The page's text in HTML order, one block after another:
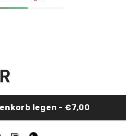
legen - €7,00